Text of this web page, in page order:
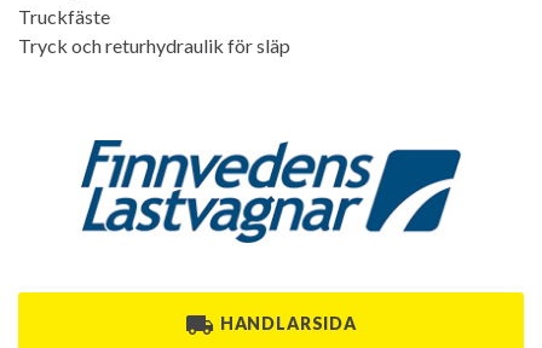
Truckfäste
Tryck och returhydraulik för släp
HANDLARSIDA